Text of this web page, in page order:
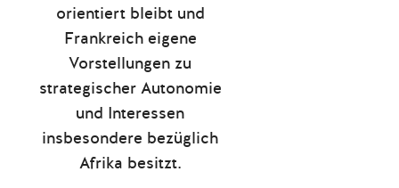
orientiert bleibt und
Frankreich eigene
Vorstellungen zu
strategischer Autonomie
und Interessen
insbesondere bezüglich
Afrika besitzt.